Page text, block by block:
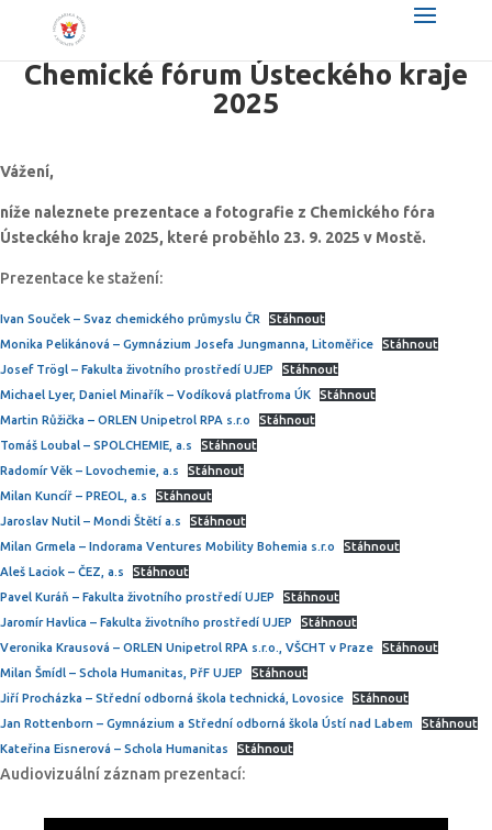
Chemické fórum Ústeckého kraje
2025
Vážení,
níže naleznete prezentace a fotografie z Chemického fóra
Ústeckého kraje 2025, které proběhlo 23. 9. 2025 v Mostě.
Prezentace ke stažení:
Ivan Souček – Svaz chemického průmyslu ČR
Stáhnout
Monika Pelikánová – Gymnázium Josefa Jungmanna, Litoměřice
Stáhnout
Josef Trögl – Fakulta životního prostředí UJEP
Stáhnout
Michael Lyer, Daniel Minařík – Vodíková platfroma ÚK
Stáhnout
Martin Růžička – ORLEN Unipetrol RPA s.r.o
Stáhnout
Tomáš Loubal – SPOLCHEMIE, a.s
Stáhnout
Radomír Věk – Lovochemie, a.s
Stáhnout
Milan Kuncíř – PREOL, a.s
Stáhnout
Jaroslav Nutil – Mondi Štětí a.s
Stáhnout
Milan Grmela – Indorama Ventures Mobility Bohemia s.r.o
Stáhnout
Aleš Laciok – ČEZ, a.s
Stáhnout
Pavel Kuráň – Fakulta životního prostředí UJEP
Stáhnout
Jaromír Havlica – Fakulta životního prostředí UJEP
Stáhnout
Veronika Krausová – ORLEN Unipetrol RPA s.r.o., VŠCHT v Praze
Stáhnout
Milan Šmídl – Schola Humanitas, PřF UJEP
Stáhnout
Jiří Procházka – Střední odborná škola technická, Lovosice
Stáhnout
Jan Rottenborn – Gymnázium a Střední odborná škola Ústí nad Labem
Stáhnout
Kateřina Eisnerová – Schola Humanitas
Stáhnout
Audiovizuální záznam prezentací: